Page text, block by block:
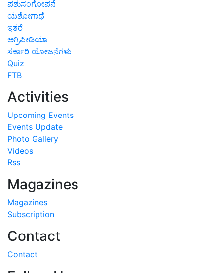
ಪಶುಸಂಗೋಪನೆ
ಯಶೋಗಾಥೆ
ಇತರೆ
ಅಗ್ರಿಪೀಡಿಯಾ
ಸರ್ಕಾರಿ ಯೋಜನೆಗಳು
Quiz
FTB
Activities
Upcoming Events
Events Update
Photo Gallery
Videos
Rss
Magazines
Magazines
Subscription
Contact
Contact